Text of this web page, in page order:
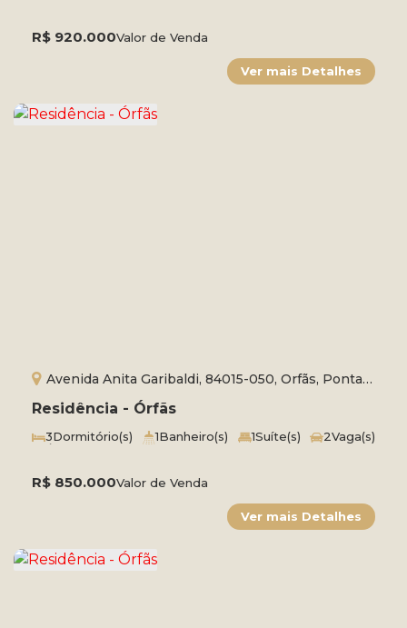
R$ 920.000Valor de Venda
Residência - Órfãs
R$ 850.000Valor de Venda
Avenida Anita Garibaldi, 84015-050, Orfãs, Ponta
Grossa, Paraná, Brasil
3Dormitório(s) 1Banheiro(s) 1Suíte(s) 2Vaga(s)